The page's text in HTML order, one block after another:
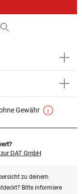
Gewähr
zur DAT GmbH
zu deinem
Bitte informiere